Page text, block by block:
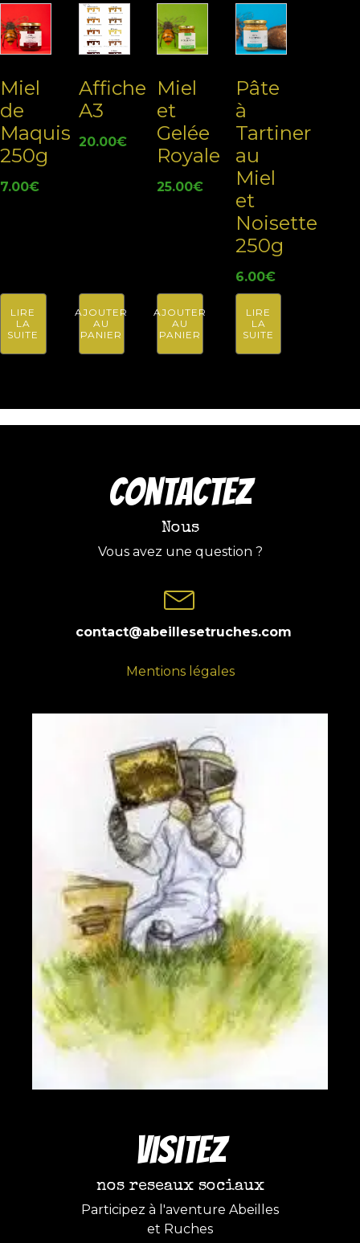
Miel
de
Maquis
250g
7.00€
LIRE
LA
SUITE
Affiche
A3
20.00€
AJOUTER
AU
PANIER
Miel
et
Gelée
Royale
25.00€
AJOUTER
AU
PANIER
Pâte
à
Tartiner
au
Miel
et
Noisette
250g
6.00€
LIRE
LA
SUITE
COntactez
Nous
Vous avez une question ?
contact@abeillesetruches.com
Mentions légales
Visitez
nos reseaux sociaux
Participez à l'aventure Abeilles
et Ruches